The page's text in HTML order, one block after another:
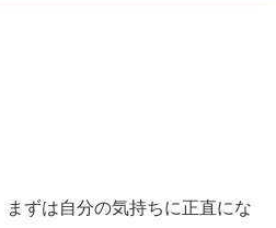
ずは自分の気持ちに正直にな